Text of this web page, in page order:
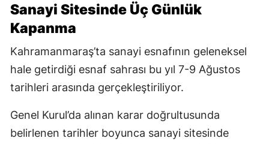
Sanayi Sitesinde Üç Günlük
Kapanma
Kahramanmaraş’ta sanayi esnafının geleneksel
hale getirdiği esnaf sahrası bu yıl 7-9 Ağustos
tarihleri arasında gerçekleştiriliyor.
Genel Kurul’da alınan karar doğrultusunda
belirlenen tarihler boyunca sanayi sitesinde